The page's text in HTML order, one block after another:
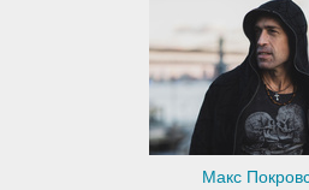
Макс